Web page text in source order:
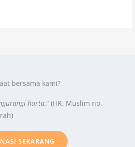
bersama kami?
harta.” (HR. Muslim no.
SEKARANG